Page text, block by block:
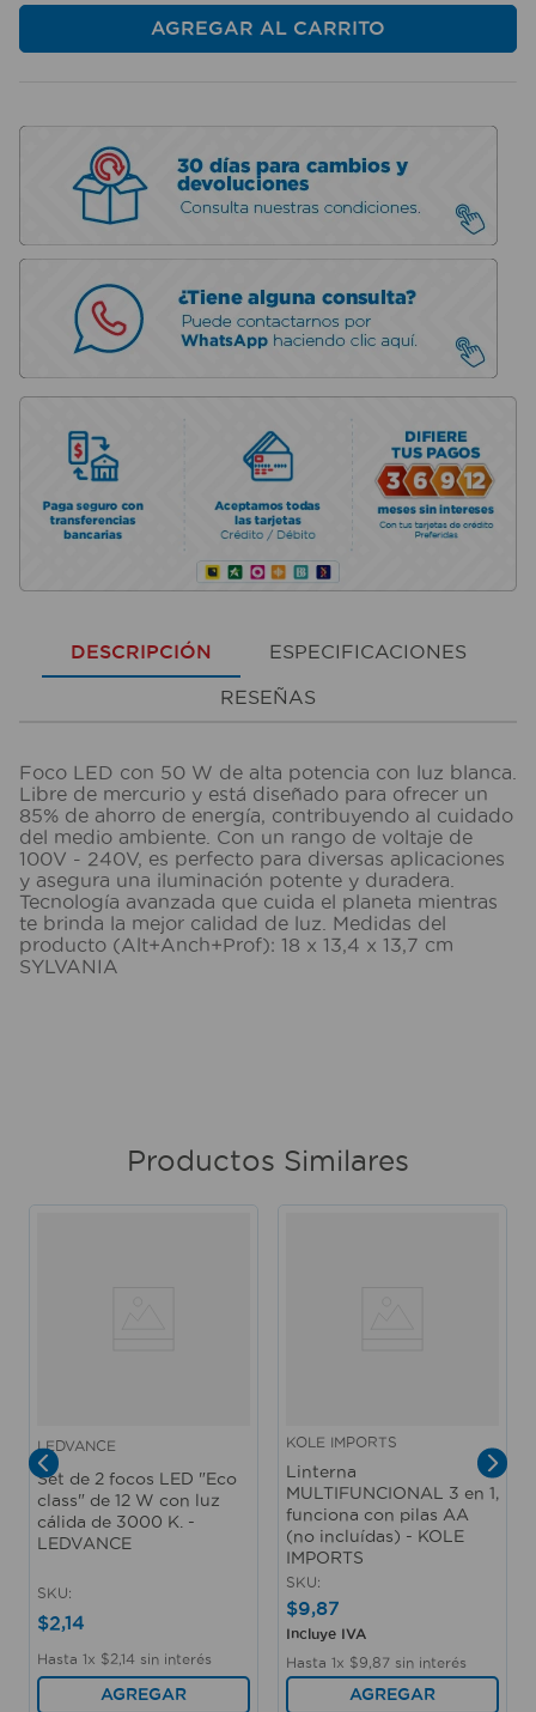
AGREGAR AL CARRITO
DESCRIPCIÓN ESPECIFICACIONES
RESEÑAS
Foco LED con 50 W de alta potencia con luz blanca.
Libre de mercurio y está diseñado para ofrecer un
85% de ahorro de energía, contribuyendo al cuidado
del medio ambiente. Con un rango de voltaje de
100V - 240V, es perfecto para diversas aplicaciones
y asegura una iluminación potente y duradera.
Tecnología avanzada que cuida el planeta mientras
te brinda la mejor calidad de luz. Medidas del
producto (Alt+Anch+Prof): 18 x 13,4 x 13,7 cm
SYLVANIA
Productos Similares
LEDVANCE
Set de 2 focos LED "Eco
class" de 12 W con luz
cálida de 3000 K. -
LEDVANCE
SKU:
$2,14
Hasta 1x $214 sin interés
AGREGAR
KOLE IMPORTS
Linterna
MULTIFUNCIONAL 3 en 1,
funciona con pilas AA
(no incluídas) - KOLE
IMPORTS
SKU:
$9,87
Incluye IVA
Hasta 1x $9 87 sin interés
AGREGAR